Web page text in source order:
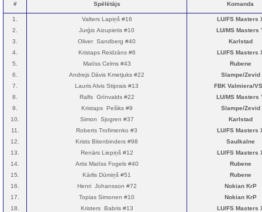
# Spēlētājs Komanda
1. Valters Lapiņš #16
LU/FS Masters
2.
Jurģis Aizupietis #10
LU/MS Masters
3.
Oliver Sandberg #40
Karlstad
4.
Kristaps Reidzāns #6
LU/FS Masters
5.
Matīss Celms #43
Rubene
6.
Andrejs Dāvis Kmetjuks #22
Slampe/Zevid
7.
Lauris Alvis Stiprais #13
FBK Valmiera/
8.
Ralfs Grīnvalds #22
LU/MS Masters
9.
Kristaps Pešiks #9
Slampe/Zevid
10.
Simon Sjogren #37
Karlstad
11.
Roberts Trofimenko #3
LU/FS Masters
12.
Krists Bitenbinders #98
Saulkalne
13.
Renārs Liepiņš #12
LU/FS Masters
14.
Artis Matīss Fogels #40
Rubene
15.
Kārlis Dūmiņš #51
Rubene
16.
Henri Johansson #72
Nokian KrP
17.
Topias Simonen #10
Nokian KrP
18.
Kristers Babris #13
LU/FS Masters